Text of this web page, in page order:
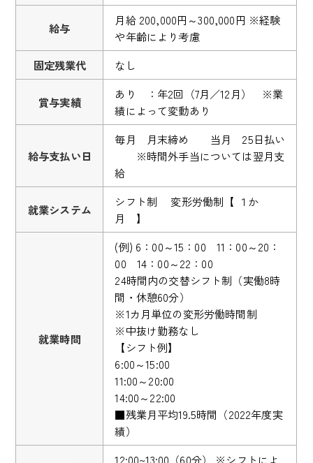
給与
月給 200,000円～300,000円 ※経験
や年齢により考慮
固定残業代
なし
賞与実績
あり ：年2回（7月／12月） ※業
績によって変動あり
給与支払い日
毎月 月末締め 当月 25日払い
※時間外手当については翌月支
給
就業システム
シフト制 変形労働制【 １か
月 】
就業時間
(例) 6：00～15：00 11：00～20：
00 14：00～22：00
24時間内の交替シフト制（実働8時
間・休憩60分）
※1カ月単位の変形労働時間制
※中抜け勤務なし
【シフト例】
6:00～15:00
11:00～20:00
14:00～22:00
■残業月平均19.5時間（2022年度実
績）
12:00~13:00（60分） ※シフトによ